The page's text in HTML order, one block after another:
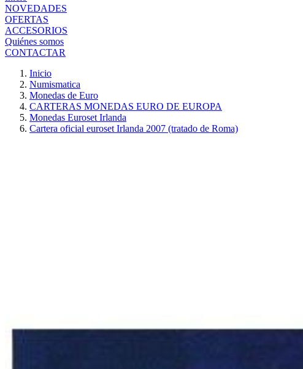
NOVEDADES
OFERTAS
ACCESORIOS
Quiénes somos
CONTACTAR
Inicio
Numismatica
Monedas de Euro
CARTERAS MONEDAS EURO DE EUROPA
Monedas Euroset Irlanda
Cartera oficial euroset Irlanda 2007 (tratado de Roma)